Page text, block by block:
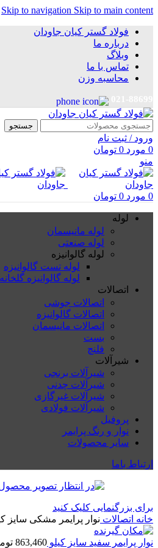
Skip to navigation Skip to main content
فولاد گستر کیان جاودان
درباره ما
وبلاگ
تماس با ما
محاسبه وزن
جستجو
ورود / ثبت نام
0 مورد 0 تومان
منو
0 مورد 0 تومان
لوله
لوله مانیسمان
لوله صنعتی
لوله گالوانیزه
لوله تست گالوانیزه
لوله گالوانیزه
اتصالات
اتصالات جوشی
اتصالات گالوانیزه
اتصالات مانیسمان
بست
فلنچ
شیرآلات
شیرآلات برنجی
شیرآلات چدنی
شیرآلات غیرگازی
شیرآلات فولادی
پروفیل
نوار و رنگ پرایمر
سایر محصولات
ارتباط باما
برای بزرگنمایی کلیک کنید
خانه اتصالات نوار پرایمر مشکی سایز
نوار پرایمر سفید سایز کیلو 863,460